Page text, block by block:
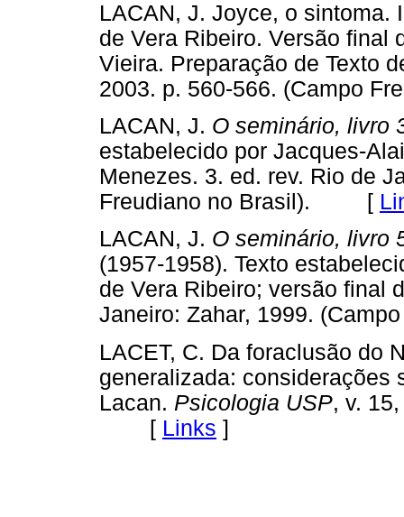
LACAN, J. Joyce, o sintoma.
de Vera Ribeiro. Versão final
Vieira. Preparação de Texto
2003. p. 560-566.
LACAN, J. O seminário, livro
estabelecido por Jacques-
Menezes. 3. ed. rev. Rio de
Freudiano no Brasil). [
LACAN, J. O seminário, livro
(1957-1958). Texto
de Vera Ribeiro; versão final
Janeiro: Zahar, 1999.
LACET, C. Da foraclusão do
generalizada: considerações
Lacan. Psicologia USP, v.
[ Links ]